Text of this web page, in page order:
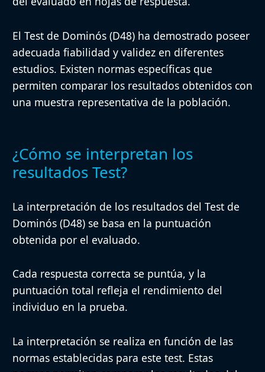
El Test de Dominós (D48) ha demostrado poseer
adecuada fiabilidad y validez en diferentes
estudios. Existen normas específicas que
permiten comparar los resultados obtenidos con
una muestra representativa de la población.
¿Cómo se interpretan los
resultados Test?
La interpretación de los resultados del Test de
Dominós (D48) se basa en la puntuación
obtenida por el evaluado.
Cada respuesta correcta se puntúa, y la
puntuación total refleja el rendimiento del
individuo en la prueba.
La interpretación se realiza en función de las
normas establecidas para este test. Estas